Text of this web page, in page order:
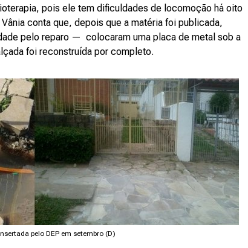
pois ele tem dificuldades de locomoção há oito
conta que, depois que a matéria foi publicada,
pelo reparo — colocaram uma placa de metal sob a
foi reconstruída por completo.
pelo DEP em setembro (D)